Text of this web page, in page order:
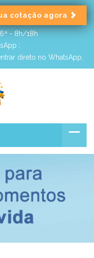
cotação agora
- 8h/18h
:
direto no WhatsApp.